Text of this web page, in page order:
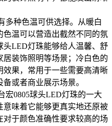
多种色温可供选择。从暖白
色温可以营造出截然不同的氛
头LED灯珠能够给人温馨、舒
居装饰照明等场景；冷白色的
效果，常用于一些需要高清晰
或者商业展示场景。
宏0805球头LED灯珠的一大
意味着它能够更真实地还原被
对于颜色准确性要求较高的场